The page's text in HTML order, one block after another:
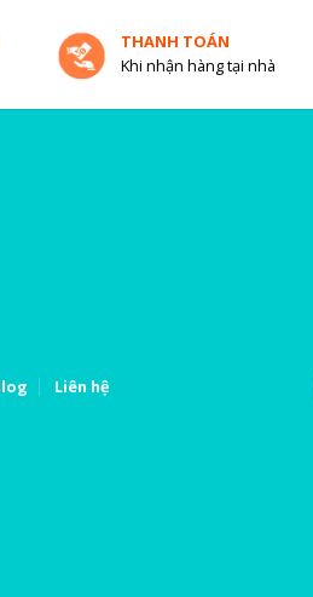
THANH TOÁN
Khi nhận hàng tại nhà
Liên hệ